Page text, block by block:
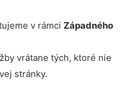
v rámci Západného
vrátane tých, ktoré nie
stránky.